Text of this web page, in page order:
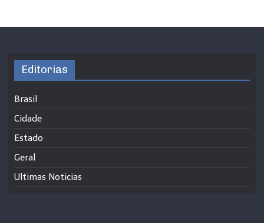
Editorias
Brasil
Cidade
Estado
Geral
Ultimas Noticias